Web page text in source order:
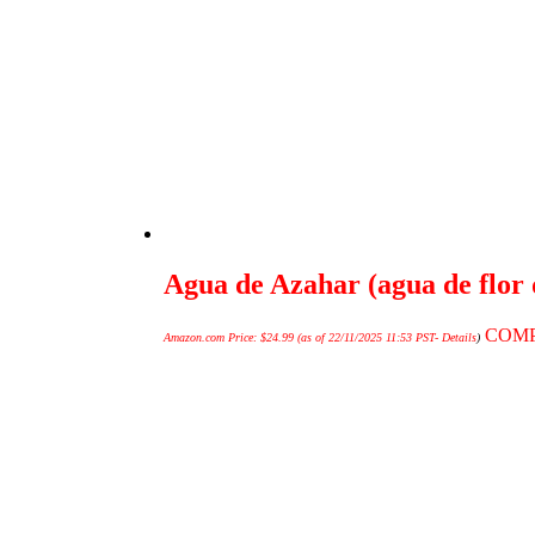
Agua de Azahar (agua de
Amazon.com Price: $24.99 (as of 22/11/2025 11:53 PST- Details)